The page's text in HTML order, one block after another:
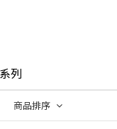
列
商品排序